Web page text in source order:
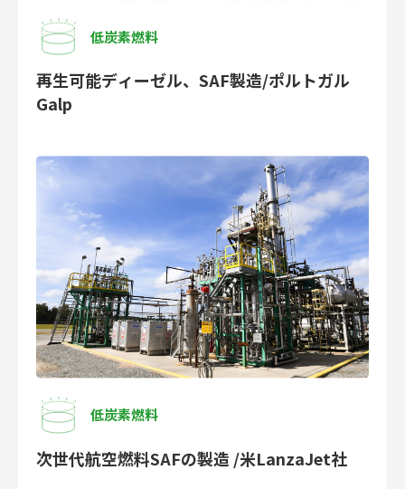
低炭素燃料
再生可能ディーゼル、SAF製造/ポルトガル
Galp
低炭素燃料
次世代航空燃料SAFの製造 /米LanzaJet社